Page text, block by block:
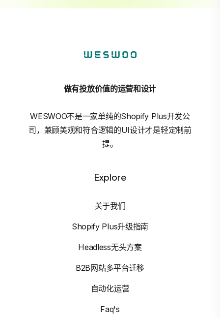
做有投放价值的运营和设计
WESWOO不是一家单纯的Shopify Plus开发公
司，兼顾美观和符合逻辑的UI设计才是轻定制前
提。
Explore
关于我们
Shopify Plus升级指南
Headless无头方案
B2B网站多平台迁移
自动化运营
Faq's